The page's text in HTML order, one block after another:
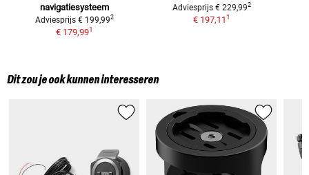
navigatiesysteem
Adviesprijs € 199,992
€ 179,991
Adviesprijs € 229,992
€ 197,111
Dit zou je ook kunnen interesseren